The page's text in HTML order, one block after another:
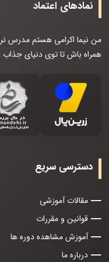
نمادهای اعتماد
من نیما اکرامی هستم مدرس
همراه باش تا توی دنیای
دسترسی سریع
مقالات آموزشی
قوانین و مقررات
آموزش مشاهده دوره ها
درباره ما